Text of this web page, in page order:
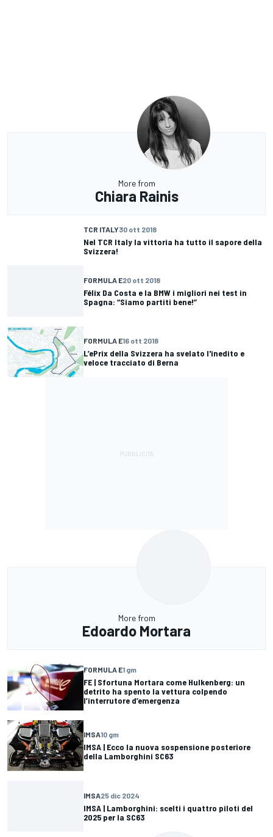
More from
Chiara Rainis
TCR ITALY30 ott 2018
Nel TCR Italy la vittoria ha tutto il sapore della
Svizzera!
FORMULA E20 ott 2018
Félix Da Costa e la BMW i migliori nei test in
Spagna: “Siamo partiti bene!”
FORMULA E16 ott 2018
L’ePrix della Svizzera ha svelato l'inedito e
veloce tracciato di Berna
More from
Edoardo Mortara
FORMULA E1 gm
FE | Sfortuna Mortara come Hulkenberg: un
detrito ha spento la vettura colpendo
l’interrutore d’emergenza
IMSA10 gm
IMSA | Ecco la nuova sospensione posteriore
della Lamborghini SC63
IMSA25 dic 2024
IMSA | Lamborghini: scelti i quattro piloti del
2025 per la SC63